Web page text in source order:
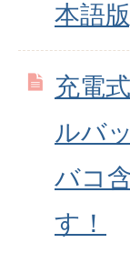
本語
充電
ルバ
バコ
す！